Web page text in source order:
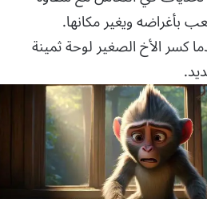
بأغراضه ويغير مكانها.
كسر الأخ الصغير لوحة ثمينة